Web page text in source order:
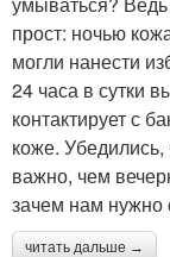
прост: ночью
могли нанести
24 часа в сутки
контактирует с
коже.
важно, чем
зачем нам нужно
читать дальше →